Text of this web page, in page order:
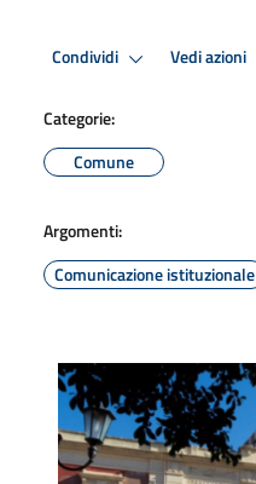
Condividi Vedi azioni
Categorie:
Comune
Argomenti:
Comunicazione istituzionale